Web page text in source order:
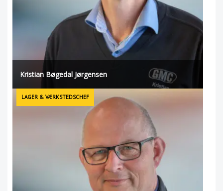
Kristian Bøgedal Jørgensen
LAGER & VÆRKSTEDSCHEF